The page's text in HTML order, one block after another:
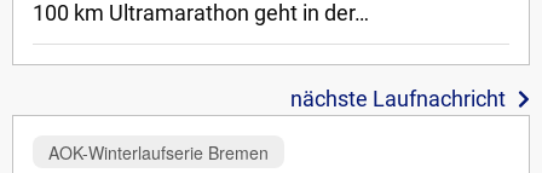
100 km Ultramarathon geht in der…
nächste Laufnachricht
AOK-Winterlaufserie Bremen